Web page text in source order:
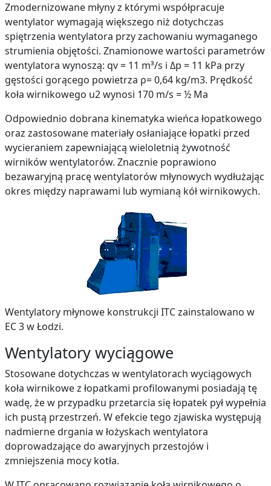
Zmodernizowane młyny z którymi współpracuje
wentylator wymagają większego niż dotychczas
spiętrzenia wentylatora przy zachowaniu wymaganego
strumienia objętości. Znamionowe wartości parametrów
wentylatora wynoszą: qv = 11 m³/s i Δp = 11 kPa przy
gęstości gorącego powietrza ρ= 0,64 kg/m3. Prędkość
koła wirnikowego u2 wynosi 170 m/s = ½ Ma
Odpowiednio dobrana kinematyka wieńca łopatkowego
oraz zastosowane materiały osłaniające łopatki przed
wycieraniem zapewniającą wieloletnią żywotność
wirników wentylatorów. Znacznie poprawiono
bezawaryjną pracę wentylatorów młynowych wydłużając
okres między naprawami lub wymianą kół wirnikowych.
Wentylatory młynowe konstrukcji ITC zainstalowano w
EC 3 w Łodzi.
Wentylatory wyciągowe
Stosowane dotychczas w wentylatorach wyciągowych
koła wirnikowe z łopatkami profilowanymi posiadają tę
wadę, że w przypadku przetarcia się łopatek pył wypełnia
ich pustą przestrzeń. W efekcie tego zjawiska występują
nadmierne drgania w łożyskach wentylatora
doprowadzające do awaryjnych przestojów i
zmniejszenia mocy kotła.